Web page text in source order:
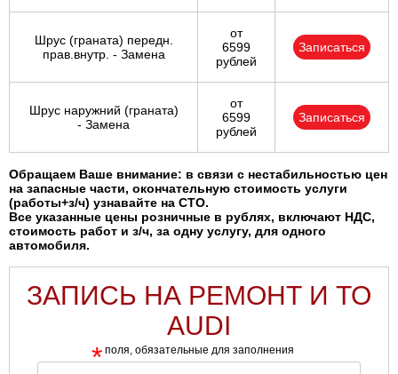
Шрус (граната) передн.
прав.внутр. - Замена
от
6599
рублей
Записаться
Шрус наружний (граната)
- Замена
от
6599
рублей
Записаться
Обращаем Ваше внимание: в связи с нестабильностью цен
на запасные части, окончательную стоимость услуги
(работы+з/ч) узнавайте на СТО.
Все указанные цены розничные в рублях, включают НДС,
стоимость работ и з/ч, за одну услугу, для одного
автомобиля.
ЗАПИСЬ НА РЕМОНТ И ТО
AUDI
* поля, обязательные для заполнения